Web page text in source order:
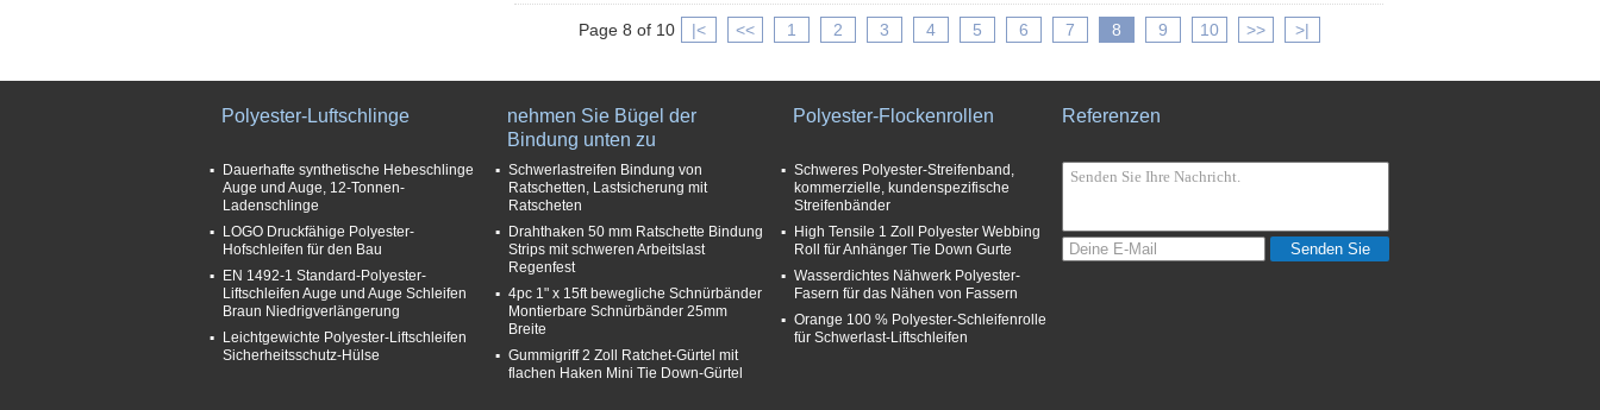
Page 8 of 10 |< << 1 2 3 4 5 6 7 8 9 10 >> >|
Polyester-Luftschlinge
Dauerhafte synthetische Hebeschlinge
Auge und Auge, 12-Tonnen-
Ladenschlinge
LOGO Druckfähige Polyester-
Hofschleifen für den Bau
EN 1492-1 Standard-Polyester-
Liftschleifen Auge und Auge Schleifen
Braun Niedrigverlängerung
Leichtgewichte Polyester-Liftschleifen
Sicherheitsschutz-Hülse
nehmen Sie Bügel der
Bindung unten zu
Schwerlastreifen Bindung von
Ratschetten, Lastsicherung mit
Ratscheten
Drahthaken 50 mm Ratschette Bindung
Strips mit schweren Arbeitslast
Regenfest
4pc 1" x 15ft bewegliche Schnürbänder
Montierbare Schnürbänder 25mm
Breite
Gummigriff 2 Zoll Ratchet-Gürtel mit
flachen Haken Mini Tie Down-Gürtel
Polyester-Flockenrollen
Schweres Polyester-Streifenband,
kommerzielle, kundenspezifische
Streifenbänder
High Tensile 1 Zoll Polyester Webbing
Roll für Anhänger Tie Down Gurte
Wasserdichtes Nähwerk Polyester-
Fasern für das Nähen von Fassern
Orange 100 % Polyester-Schleifenrolle
für Schwerlast-Liftschleifen
Referenzen
Senden Sie